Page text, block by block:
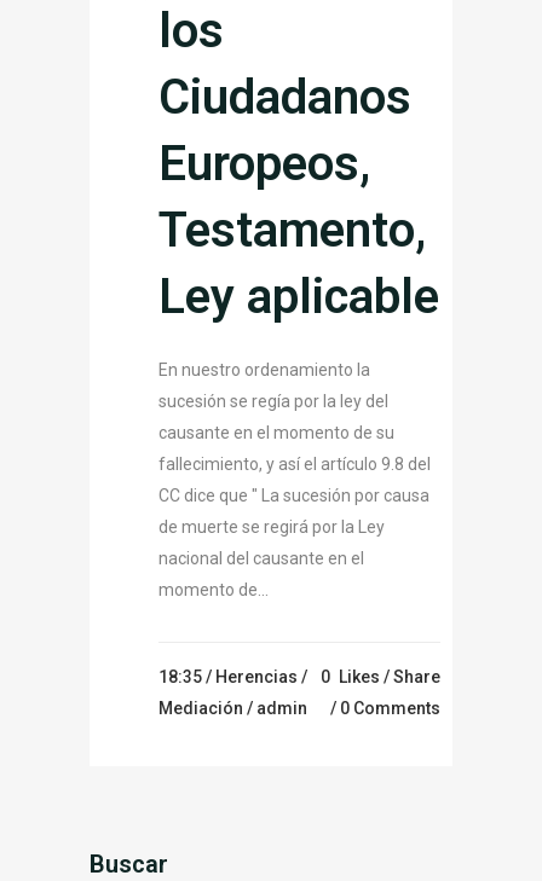
los
Ciudadanos
Europeos,
Testamento,
Ley aplicable
En nuestro ordenamiento la
sucesión se regía por la ley del
causante en el momento de su
fallecimiento, y así el artículo 9.8 del
CC dice que " La sucesión por causa
de muerte se regirá por la Ley
nacional del causante en el
momento de...
18:35 / Herencias /
Mediación / admin
0 Likes
Share
0 Comments
Buscar